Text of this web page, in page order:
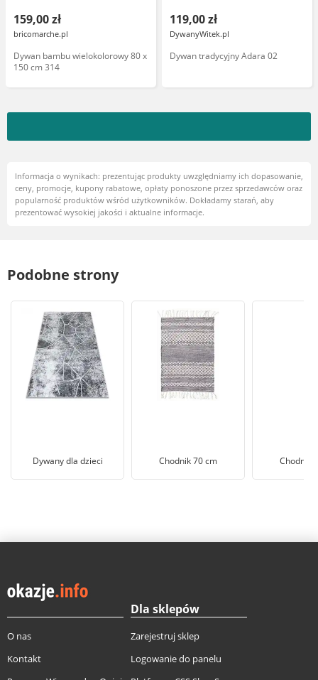
159,00 zł
bricomarche.pl
Dywan bambu wielokolorowy 80 x
150 cm 314
119,00 zł
DywanyWitek.pl
Dywan tradycyjny Adara 02
Informacja o wynikach: prezentując produkty uwzględniamy ich dopasowanie,
ceny, promocje, kupony rabatowe, opłaty ponoszone przez sprzedawców oraz
popularność produktów wśród użytkowników. Dokładamy starań, aby
prezentować wysokiej jakości i aktualne informacje.
Podobne strony
Dywany dla dzieci Chodnik 70 cm Chodnik
O nas
Kontakt
Dla sklepów
Zarejestruj sklep
Logowanie do panelu